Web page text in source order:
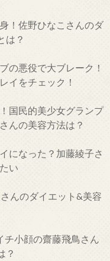
！佐野ひなこさんのダ
は？
の悪役で大ブレーク！
イをチェック！
国民的美少女グランプ
んの美容方法は？
になった？加藤綾子さ
い
んのダイエット&美容
小顔の齋藤飛鳥さん
？